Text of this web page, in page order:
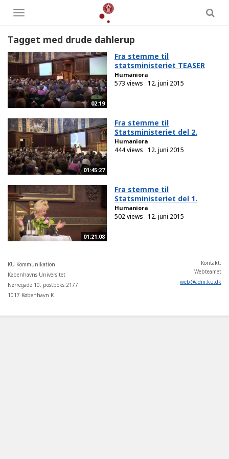
Toggle
menu
Tagget med drude dahlerup
02:19
Fra stemme til
statsministeriet TEASER
Humaniora
573 views 12. juni 2015
01:45:27
Fra stemme til
Statsministeriet del 2.
Humaniora
444 views 12. juni 2015
01:21:08
Fra stemme til
Statsministeriet del 1.
Humaniora
502 views 12. juni 2015
KU Kommunikation
Københavns Universitet
Nørregade 10, postboks 2177
1017 København K
Kontakt:
Webteamet
web@adm ku dk